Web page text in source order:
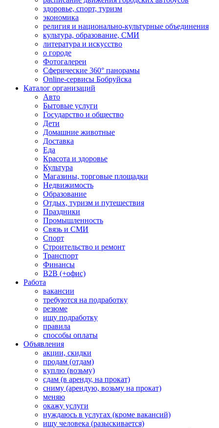
здоровье, спорт, туризм
экономика
религия и национально-культурные объединения
культура, образование, СМИ
литература и искусство
о городе
Фотогалереи
Сферические 360° панорамы
Online-сервисы Бобруйска
Каталог организаций
Авто
Бытовые услуги
Государство и общество
Дети
Домашние животные
Доставка
Еда
Красота и здоровье
Культура
Магазины, торговые площадки
Недвижимость
Образование
Отдых, туризм и путешествия
Праздники
Промышленность
Связь и СМИ
Спорт
Строительство и ремонт
Транспорт
Финансы
B2B (+офис)
Работа
вакансии
требуются на подработку
резюме
ищу подработку
правила
способы оплаты
Объявления
акции, скидки
продам (отдам)
куплю (возьму)
сдам (в аренду, на прокат)
сниму (арендую, возьму на прокат)
меняю
окажу услуги
нуждаюсь в услугах (кроме вакансий)
ищу человека (разыскивается)